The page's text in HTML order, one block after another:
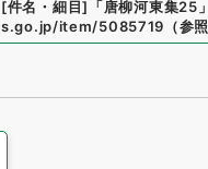
[件名・細目] 「唐柳河東集25 」
s.go.jp/item/5085719 （参照